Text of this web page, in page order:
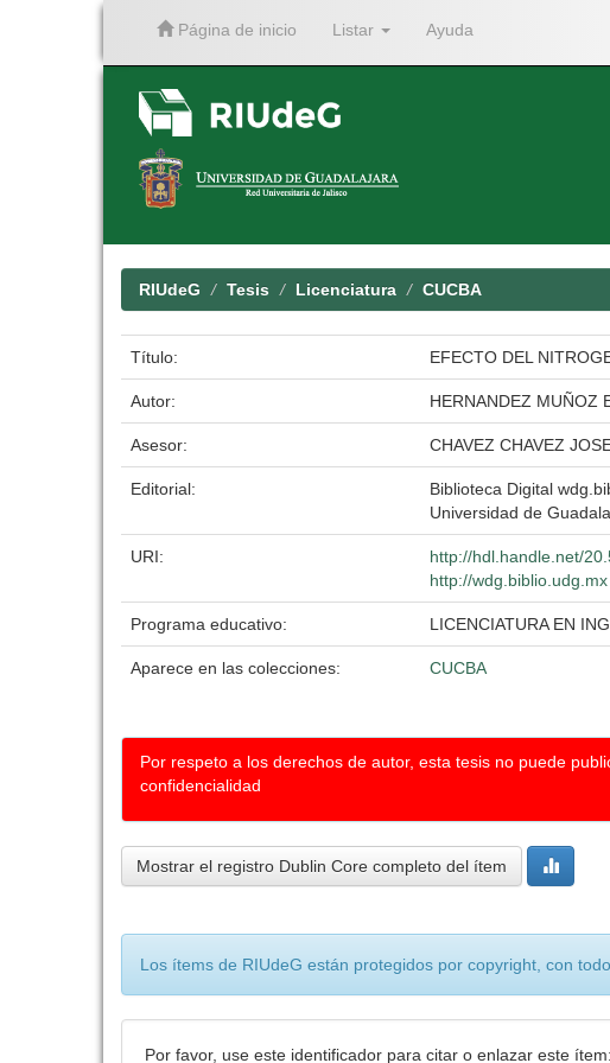
Página de inicio Listar Ayuda
RIUdeG Tesis Licenciatura CUCBA
Título: EFECTO DEL
Autor: HERNANDEZ MUÑOZ
Asesor: CHAVEZ CHAVEZ
Editorial:
Biblioteca Digital
Universidad de
URI:
http://hdl.handle.net/
http://wdg.biblio.udg.mx
Programa educativo: LICENCIATURA EN
Aparece en las colecciones: CUCBA
Por respeto a los derechos de autor, esta tesis no puede
confidencialidad
Mostrar el registro Dublin Core completo del ítem
Los ítems de RIUdeG están protegidos por copyright, con
Por favor, use este identificador para citar o enlazar este ítem: